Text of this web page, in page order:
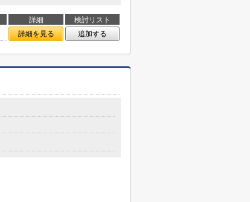
詳細
検討リスト
詳細を見る 追加する